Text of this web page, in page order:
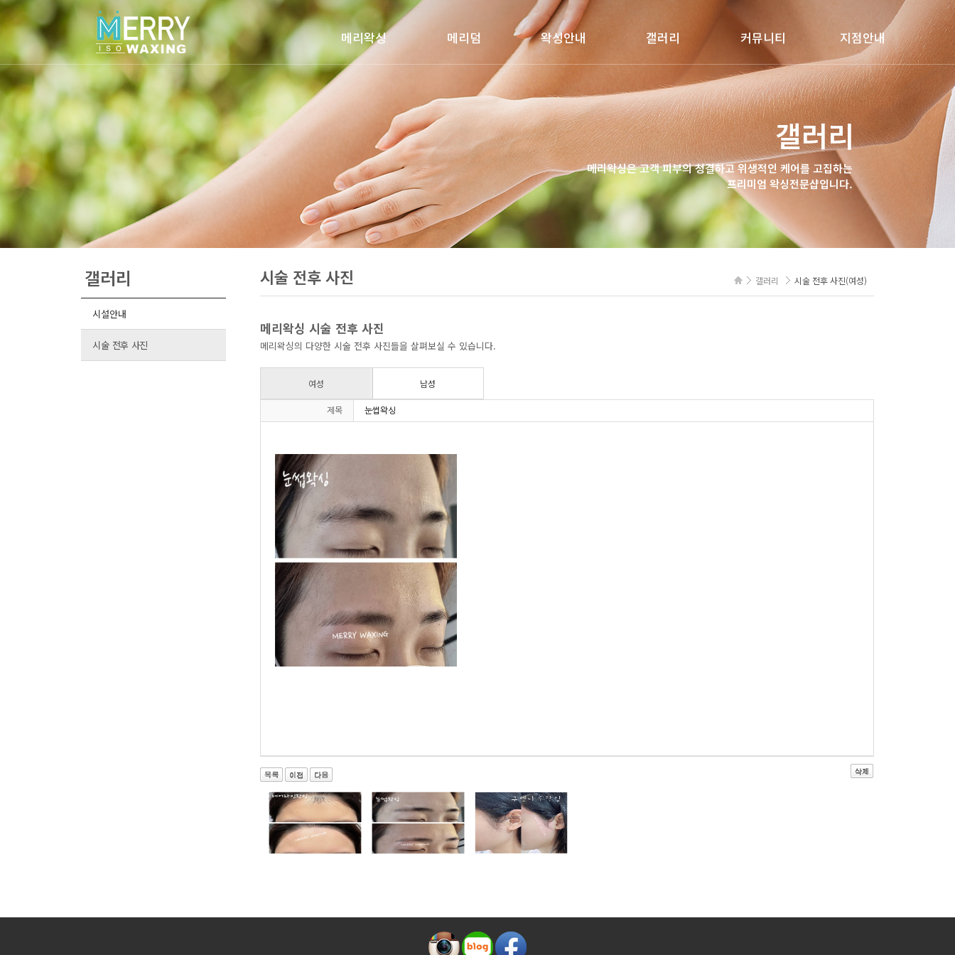
메리왁싱 메리덤 왁싱안내
시술 안내
제품 소개
갤러리
시술 전후 사진
커뮤니티
공지사항
Q&A
지점안내
메리왁싱 건대점
메리왁싱 송파점
메리왁싱 왕십리점
메리왁싱 삼성점
메리왁싱 보문점
갤러리
메리왁싱은 고객 피부의 청결하고 위생적인 케어를 고집하는
프리미엄 왁싱전문샵입니다.
갤러리
시설안내
시술 전후 사진
갤러리 시술 전후 사진(여성)
시술 전후 사진
메리왁싱 시술 전후 사진
메리왁싱의 다양한 시술 전후 사진들을 살펴보실 수 있습니다.
여성 남성
제목 눈썹왁싱